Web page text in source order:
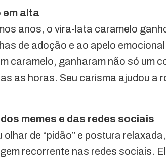
em alta
anos, o vira-lata caramelo
de adoção e ao apelo
caramelo, ganharam não só um
as horas. Seu carisma ajudou a
memes e das redes sociais
olhar de “pidão” e postura
recorrente nas redes sociais.